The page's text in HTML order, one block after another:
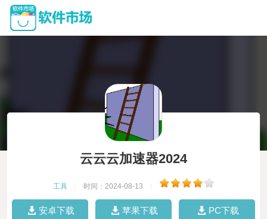
云云云加速器2024
工具 时间：2024-08-13
安卓下载 苹果下载 PC下载